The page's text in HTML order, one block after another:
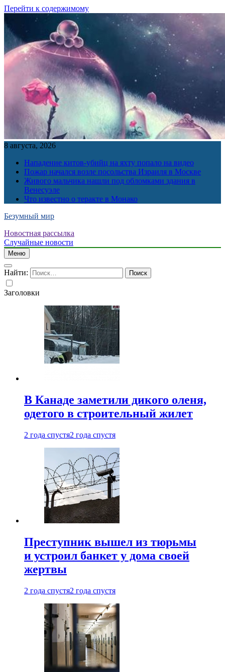
Перейти к содержимому
8 августа, 2026
Нападение китов-убийц на яхту попало на видео
Пожар начался возле посольства Израиля в Москве
Живого мальчика нашли под обломками здания в
Венесуэле
Что известно о теракте в Монако
Безумный мир
Новостная рассылка
Случайные новости
Меню
Найти:
Заголовки
В Канаде заметили дикого оленя,
одетого в строительный жилет
2 года спустя2 года спустя
Преступник вышел из тюрьмы
и устроил банкет у дома своей
жертвы
2 года спустя2 года спустя